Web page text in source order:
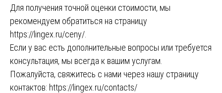
Для получения точной оценки стоимости, мы
рекомендуем обратиться на страницу
https://lingex.ru/ceny/
Если у вас есть дополнительные вопросы или требуется
консультация, мы всегда к вашим услугам.
Пожалуйста, свяжитесь с нами через нашу страницу
контактов: https://lingex.ru/contacts/